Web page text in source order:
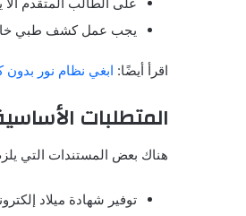
على الطالب المتقدم ألا
يجب عمل كشف طبي
اقرأ أيضًا: ابغي نظام نور
المتطلبات
هناك بعض المستندات التي
توفير شهادة ميلاد